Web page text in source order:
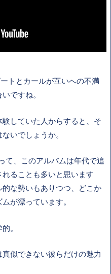
トとカールが互いへの不満
ですね。
していた人からすると、そ
いでしょうか。
て、このアルバムは年代で追
ることも多いと思います
な勢いもありつつ、どこか
が漂っています。
。
似できない彼らだけの魅力